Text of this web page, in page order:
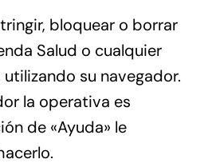
bloquear o borrar
Salud o cualquier
su navegador.
la operativa es
de «Ayuda» le